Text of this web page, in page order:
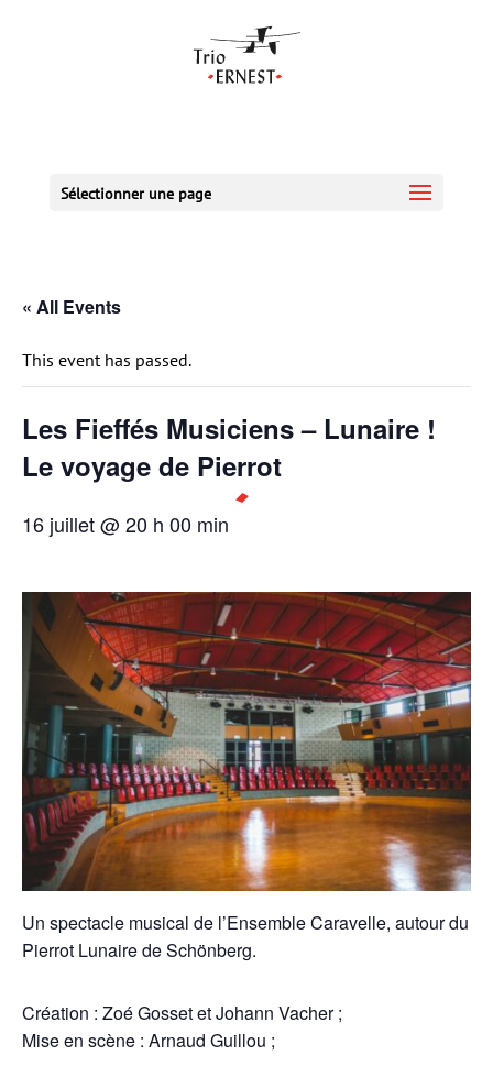
Sélectionner une page
« All Events
This event has passed.
Les Fieffés Musiciens – Lunaire !
Le voyage de Pierrot
16 juillet @ 20 h 00 min
Un spectacle musical de l’Ensemble Caravelle, autour du
Pierrot Lunaire de Schönberg.
Création : Zoé Gosset et Johann Vacher ;
Mise en scène : Arnaud Guillou ;